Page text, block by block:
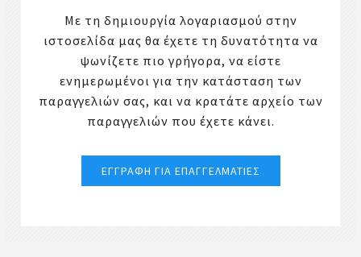
Με τη δημιουργία λογαριασμού στην
ιστοσελίδα μας θα έχετε τη δυνατότητα να
ψωνίζετε πιο γρήγορα, να είστε
ενημερωμένοι για την κατάσταση των
παραγγελιών σας, και να κρατάτε αρχείο των
παραγγελιών που έχετε κάνει.